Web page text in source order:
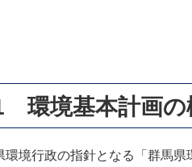
環境基本計画の
境行政の指針となる「群馬県